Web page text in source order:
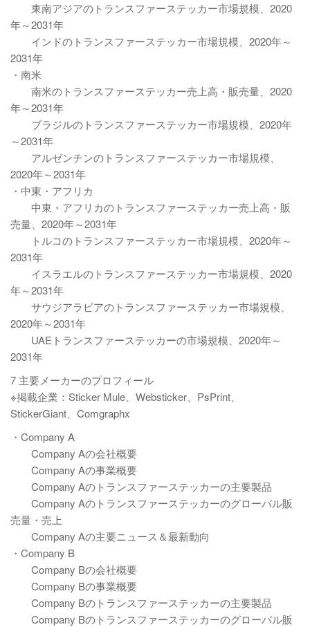
東南アジアのトランスファーステッカー市場規模、2020
年～2031年
インドのトランスファーステッカー市場規模、2020年～
2031年
・南米
南米のトランスファーステッカー売上高・販売量、2020
年～2031年
ブラジルのトランスファーステッカー市場規模、2020年
～2031年
アルゼンチンのトランスファーステッカー市場規模、
2020年～2031年
・中東・アフリカ
中東・アフリカのトランスファーステッカー売上高・販
売量、2020年～2031年
トルコのトランスファーステッカー市場規模、2020年～
2031年
イスラエルのトランスファーステッカー市場規模、2020
年～2031年
サウジアラビアのトランスファーステッカー市場規模、
2020年～2031年
UAEトランスファーステッカーの市場規模、2020年～
2031年
7 主要メーカーのプロフィール
※掲載企業：Sticker Mule、Websticker、PsPrint、
StickerGiant、Comgraphx
・Company A
Company Aの会社概要
Company Aの事業概要
Company Aのトランスファーステッカーの主要製品
Company Aのトランスファーステッカーのグローバル販
売量・売上
Company Aの主要ニュース＆最新動向
・Company B
Company Bの会社概要
Company Bの事業概要
Company Bのトランスファーステッカーの主要製品
Company Bのトランスファーステッカーのグローバル販